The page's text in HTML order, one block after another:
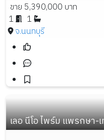
ขาย 5,390,000 บาท
1
1
จ.นนทบุรี
เลอ นีโอ ไพร์ม แพรกษา